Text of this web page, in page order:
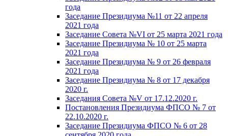
года
Заседание Президиума №11 от 22 апреля
2021 года
Заседание Совета №VI от 25 марта 2021 года
Заседание Президиума № 10 от 25 марта
2021 года
Заседание Президиума № 9 от 26 февраля
2021 года
Заседание Президиума № 8 от 17 декабря
2020 г.
Заседания Совета №V от 17.12.2020 г.
Постановления Президиума ФПСО № 7 от
22.10.2020 г.
Заседание Президиума ФПСО № 6 от 28